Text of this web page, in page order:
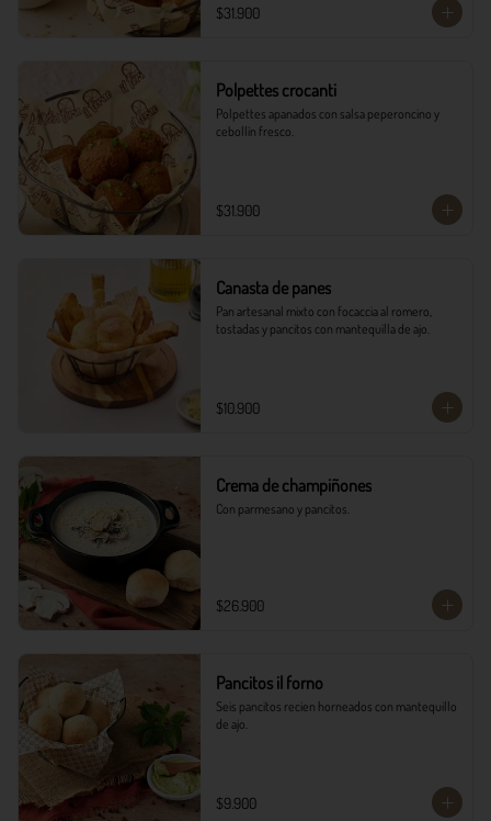
$31.900
Polpettes crocanti
Polpettes apanados con salsa peperoncino y
cebollín fresco.
$31.900
Canasta de panes
Pan artesanal mixto con focaccia al romero,
tostadas y pancitos con mantequilla de ajo.
$10.900
Crema de champiñones
Con parmesano y pancitos.
$26.900
Pancitos il forno
Seis pancitos recien horneados con mantequillo
de ajo.
$9.900